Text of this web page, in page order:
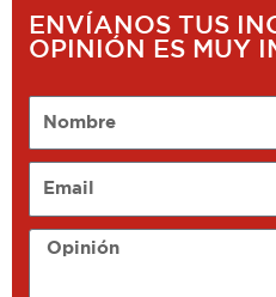
ENVÍANOS TUS
OPINIÓN ES MUY
Opinión